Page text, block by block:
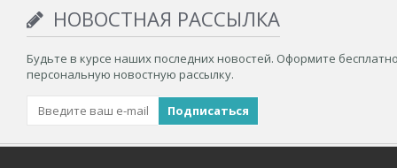
НОВОСТНАЯ РАССЫЛКА
Будьте в курсе наших последних новостей. Оформите
персональную новостную рассылку.